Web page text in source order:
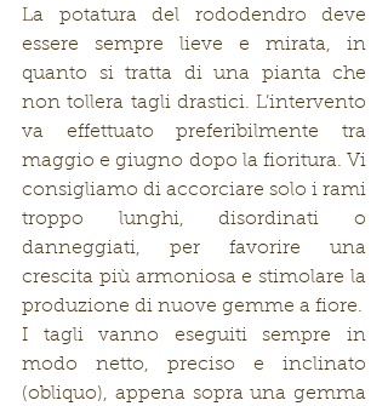
La potatura del rododendro deve
essere sempre lieve e mirata, in
quanto si tratta di una pianta che
non tollera tagli drastici. L’intervento
va effettuato preferibilmente tra
maggio e giugno dopo la fioritura. Vi
consigliamo di accorciare solo i rami
troppo lunghi, disordinati o
danneggiati, per favorire una
crescita più armoniosa e stimolare la
produzione di nuove gemme a fiore.
I tagli vanno eseguiti sempre in
modo netto, preciso e inclinato
(obliquo), appena sopra una gemma